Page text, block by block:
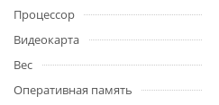
Процессор
Видеокарта
Вес
Оперативная память